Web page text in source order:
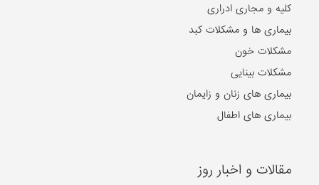
کلیه و مجاری ادراری
بیماری ها و مشکلات کبد
مشکلات خون
مشکلات بینایی
بیماری های زنان و زایمان
بیماری های اطفال
مقالات و اخبار روز